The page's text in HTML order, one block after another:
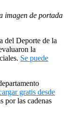
imagen de portada
del Deporte de la
la
Se puede
gratis desde
por las cadenas